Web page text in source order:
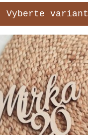
Vyberte variant